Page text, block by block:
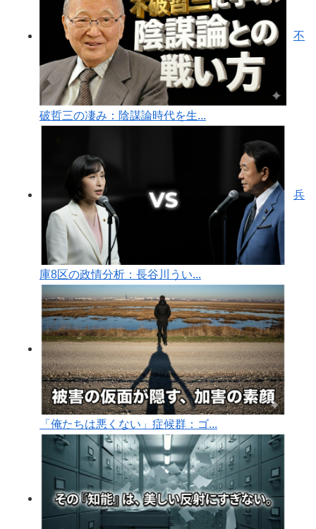
不
破哲三の凄み：陰謀論時代を生...
兵
庫8区の政情分析：長谷川うい...
「俺たちは悪くない」症候群：ゴ...